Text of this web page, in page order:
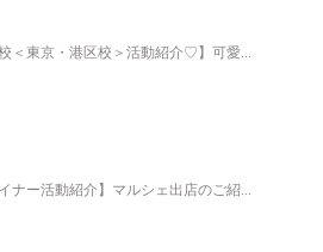
校＜東京・港区校＞活動紹介♡】可愛...
イナー活動紹介】マルシェ出店のご紹...